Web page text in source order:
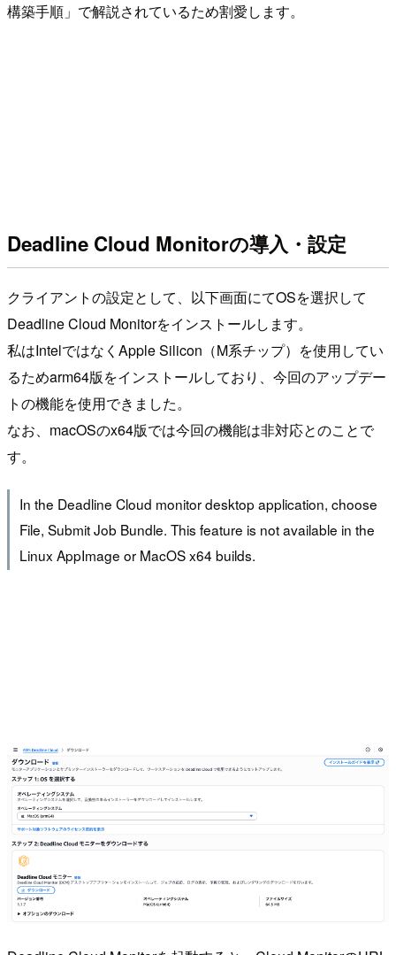
構築手順」で解説されているため割愛します。
Deadline Cloud Monitorの導入・設定
クライアントの設定として、以下画面にてOSを選択して
Deadline Cloud Monitorをインストールします。
私はIntelではなくApple Silicon（M系チップ）を使用してい
るためarm64版をインストールしており、今回のアップデー
トの機能を使用できました。
なお、macOSのx64版では今回の機能は非対応とのことで
す。
In the Deadline Cloud monitor desktop application, choose
File, Submit Job Bundle. This feature is not available in the
Linux AppImage or MacOS x64 builds.